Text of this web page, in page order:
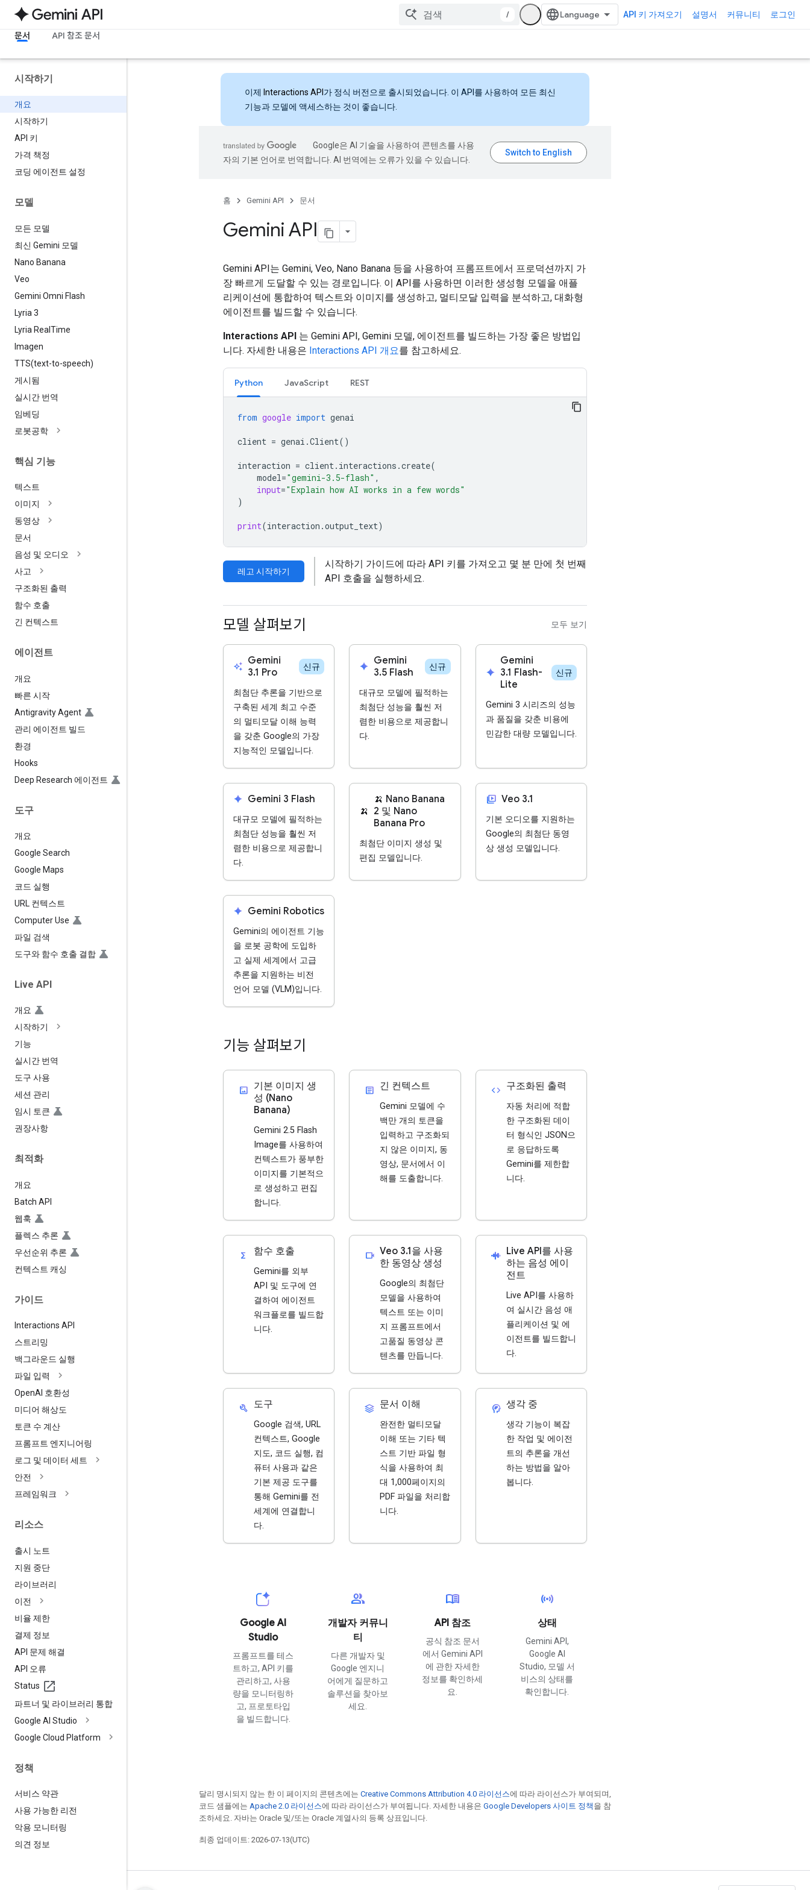
/ API 키 가져오기 설명서 커뮤니티 로그인
문서 API 참조 문서
시작하기
개요
시작하기
API 키
가격 책정
코딩 에이전트 설정
모델
모든 모델
최신 Gemini 모델
Nano Banana
Veo
Gemini Omni Flash
Lyria 3
Lyria Real Time
Imagen
TTS(text-to-speech)
게시됨
실시간 번역
임베딩
로봇공학
핵심 기능
텍스트
이미지
동영상
문서
음성 및 오디오
사고
구조화된 출력
함수 호출
긴 컨텍스트
에이전트
개요
빠른 시작
Antigravity Agent
관리 에이전트 빌드
환경
Hooks
Deep Research 에이전트
도구
개요
Google Search
Google Maps
코드 실행
URL 컨텍스트
Computer Use
파일 검색
도구와 함수 호출 결합
Live API
개요
시작하기
기능
실시간 번역
도구 사용
세션 관리
임시 토큰
권장사항
최적화
개요
Batch API
웹훅
플렉스 추론
우선순위 추론
컨텍스트 캐싱
가이드
Interactions API
스트리밍
백그라운드 실행
파일 입력
OpenAI 호환성
미디어 해상도
토큰 수 계산
프롬프트 엔지니어링
로그 및 데이터 세트
안전
프레임워크
리소스
출시 노트
지원 중단
라이브러리
이전
비율 제한
결제 정보
API 문제 해결
API 오류
Status
파트너 및 라이브러리 통합
Google AI Studio
Google Cloud Platform
정책
서비스 약관
사용 가능한 리전
악용 모니터링
의견 정보
이제 Interactions API 가 정식 버전으로 출시되었습니다. 이 API를 사용하여 모든 최신
기능과 모델에 액세스하는 것이 좋습니다.
Google은 AI 기술을 사용하여 콘텐츠를 사용
자의 기본 언어로 번역합니다. AI 번역에는 오류가 있을 수 있습니다.
홈 Gemini API 문서
Gemini API
Gemini API는 Gemini, Veo, Nano Banana 등을 사용하여 프롬프트에서 프로덕션까지 가
장 빠르게 도달할 수 있는 경로입니다. 이 API를 사용하면 이러한 생성형 모델을 애플
리케이션에 통합하여 텍스트와 이미지를 생성하고, 멀티모달 입력을 분석하고, 대화형
에이전트를 빌드할 수 있습니다.
Interactions API 는 Gemini API, Gemini 모델, 에이전트를 빌드하는 가장 좋은 방법입
니다. 자세한 내용은 Interactions API 개요를 참고하세요.
Python JavaScript REST
from google import genai
client = genai .Client()
interaction = client. interactions .create(
model="gemini-3.5-flash" ,
input="Explain how AI works in a few words"
)
print(interaction .output_text)
레고 시작하기
시작하기 가이드에 따라 API 키를 가져오고 몇 분 만에 첫 번째
API 호출을 실행하세요.
모델 살펴보기 모두 보기
auto_awesome Gemini
3.1 Pro
신규
최첨단 추론을 기반으로
구축된 세계 최고 수준
의 멀티모달 이해 능력
을 갖춘 Google의 가장
지능적인 모델입니다.
spark Gemini
3.5 Flash
신규
대규모 모델에 필적하는
최첨단 성능을 훨씬 저
렴한 비용으로 제공합니
다.
spark
Gemini
3.1 Flash-
Lite
신규
Gemini 3 시리즈의 성능
과 품질을 갖춘 비용에
민감한 대량 모델입니다.
spark Gemini 3 Flash
대규모 모델에 필적하는
최첨단 성능을 훨씬 저
렴한 비용으로 제공합니
다.
🍌
🍌 Nano Banana
2 및 Nano
Banana Pro
최첨단 이미지 생성 및
편집 모델입니다.
video_library Veo 3.1
기본 오디오를 지원하는
Google의 최첨단 동영
상 생성 모델입니다.
spark Gemini Robotics
Gemini의 에이전트 기능
을 로봇 공학에 도입하
고 실제 세계에서 고급
추론을 지원하는 비전
언어 모델 (VLM)입니다.
기능 살펴보기
imagesmode 기본 이미지 생
성 (Nano
Banana)
Gemini 2.5 Flash
Image를 사용하여
컨텍스트가 풍부한
이미지를 기본적으
로 생성하고 편집
합니다.
article 긴 컨텍스트
Gemini 모델에 수
백만 개의 토큰을
입력하고 구조화되
지 않은 이미지, 동
영상, 문서에서 이
해를 도출합니다.
code 구조화된 출력
자동 처리에 적합
한 구조화된 데이
터 형식인 JSON으
로 응답하도록
Gemini를 제한합
니다.
functions 함수 호출
Gemini를 외부
API 및 도구에 연
결하여 에이전트
워크플로를 빌드합
니다.
videocam Veo 3.1을 사용
한 동영상 생성
Google의 최첨단
모델을 사용하여
텍스트 또는 이미
지 프롬프트에서
고품질 동영상 콘
텐츠를 만듭니다.
android_recorder Live API를 사용
하는 음성 에이
전트
Live API를 사용하
여 실시간 음성 애
플리케이션 및 에
이전트를 빌드합니
다.
build 도구
Google 검색, URL
컨텍스트, Google
지도, 코드 실행, 컴
퓨터 사용과 같은
기본 제공 도구를
통해 Gemini를 전
세계에 연결합니
다.
stacks 문서 이해
완전한 멀티모달
이해 또는 기타 텍
스트 기반 파일 형
식을 사용하여 최
대 1,000페이지의
PDF 파일을 처리합
니다.
cognition_2 생각 중
생각 기능이 복잡
한 작업 및 에이전
트의 추론을 개선
하는 방법을 알아
봅니다.
Google AI
Studio
프롬프트를 테스
트하고, API 키를
관리하고, 사용
량을 모니터링하
고, 프로토타입
을 빌드합니다.
group
개발자 커뮤니
티
다른 개발자 및
Google 엔지니
어에게 질문하고
솔루션을 찾아보
세요.
menu_book
API 참조
공식 참조 문서
에서 Gemini API
에 관한 자세한
정보를 확인하세
요.
sensors
상태
Gemini API,
Google AI
Studio, 모델 서
비스의 상태를
확인합니다.
달리 명시되지 않는 한 이 페이지의 콘텐츠에는 Creative Commons Attribution 4.0 라이선스에 따라 라이선스가 부여되며,
코드 샘플에는 Apache 2.0 라이선스에 따라 라이선스가 부여됩니다. 자세한 내용은 Google Developers 사이트 정책 을 참
조하세요. 자바는 Oracle 및/또는 Oracle 계열사의 등록 상표입니다.
최종 업데이트: 2026-07-13(UTC)